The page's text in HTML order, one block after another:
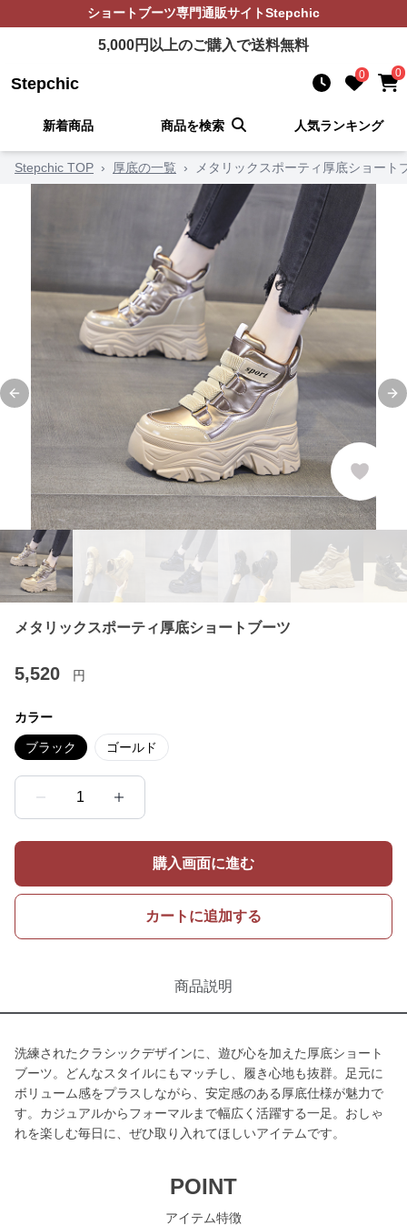
ショートブーツ専門通販サイトStepchic
5,000円以上のご購入で送料無料
Stepchic 0 0
新着商品 商品を検索 人気ランキング
Stepchic TOP › 厚底の一覧 › メタリックスポーティ厚底ショート
Previous slide
メタリックスポーティ厚底ショートブーツ
5,520 円
カラー
ブラック ゴールド
1
購入画面に進む
カートに追加する
商品説明
洗練されたクラシックデザインに、遊び心を加えた厚底ショート
ブーツ。どんなスタイルにもマッチし、履き心地も抜群。足元に
ボリューム感をプラスしながら、安定感のある厚底仕様が魅力で
す。カジュアルからフォーマルまで幅広く活躍する一足。おしゃ
れを楽しむ毎日に、ぜひ取り入れてほしいアイテムです。
POINT
アイテム特徴